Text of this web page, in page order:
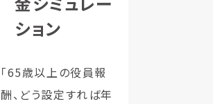
ション
「65歳以上の役員報
酬、どう設定すれば年